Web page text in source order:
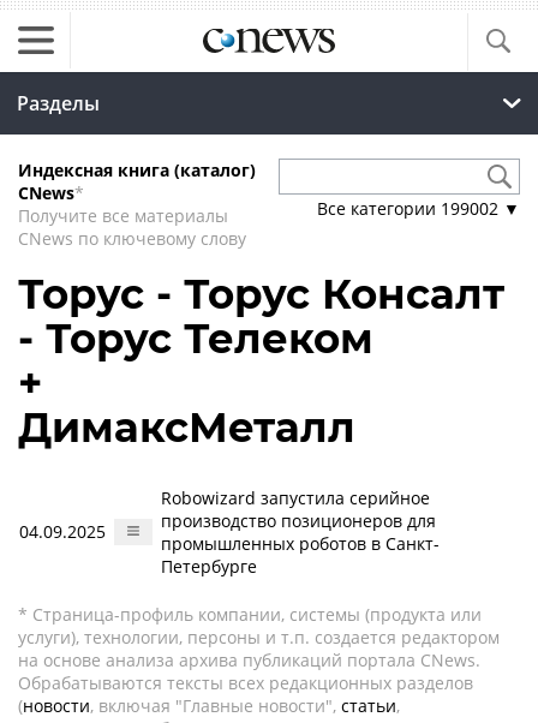
Разделы
Индексная книга (каталог)
CNews*
Получите все материалы
CNews по ключевому слову
Все категории 199002 ▼
Торус - Торус Консалт
- Торус Телеком
+
ДимаксМеталл
04.09.2025
Robowizard запустила серийное
производство позиционеров для
промышленных роботов в Санкт-
Петербурге
* Страница-профиль компании, системы (продукта или
услуги), технологии, персоны и т.п. создается редактором
на основе анализа архива публикаций портала CNews.
Обрабатываются тексты всех редакционных разделов
(новости, включая "Главные новости", статьи,